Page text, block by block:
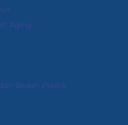
Aging
Bedah Plastik